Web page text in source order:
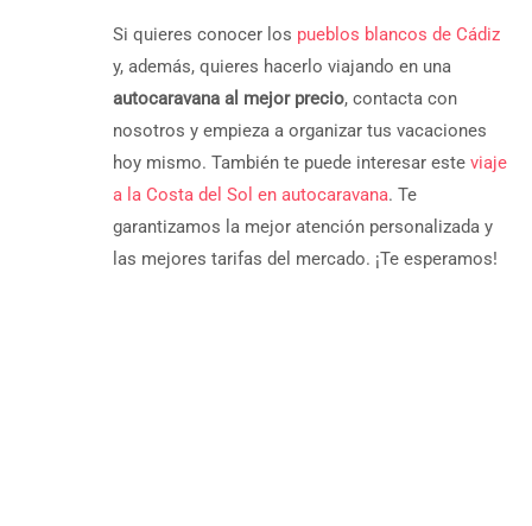
Si quieres conocer los pueblos blancos de Cádiz
y, además, quieres hacerlo viajando en una
autocaravana al mejor precio, contacta con
nosotros y empieza a organizar tus vacaciones
hoy mismo. También te puede interesar este viaje
a la Costa del Sol en autocaravana. Te
garantizamos la mejor atención personalizada y
las mejores tarifas del mercado. ¡Te esperamos!